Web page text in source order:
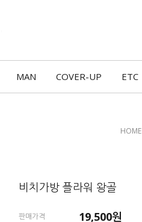
MAN COVER-UP ETC
HOME
비치가방 플라워 왕골
판매가격 19,500원